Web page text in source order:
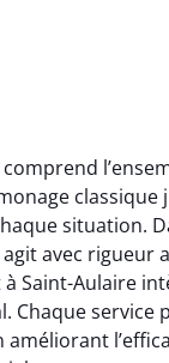
situation.
avec
Saint-Aulaire
service
Nicolas